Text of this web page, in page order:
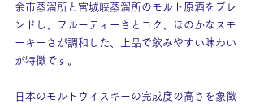
余市蒸溜所と宮城峡蒸溜所のモルト原酒をブレ
ンドし、フルーティーさとコク、ほのかなスモ
ーキーさが調和した、上品で飲みやすい味わい
が特徴です。
日本のモルトウイスキーの完成度の高さを象徴